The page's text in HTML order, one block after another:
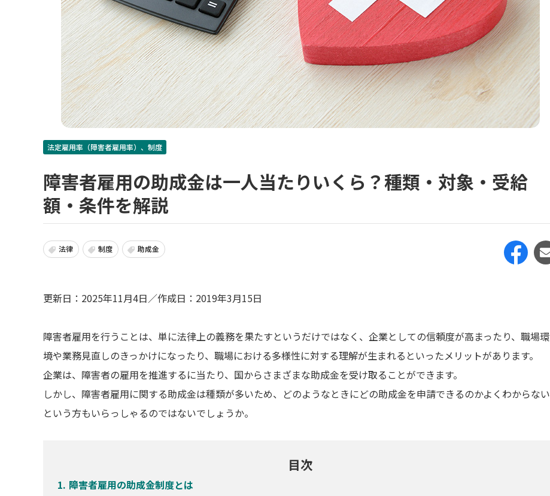
法定雇用率（障害者雇用率）、制度
障害者雇用の助成金は一人当たりいくら？種類・対象・受給
額・条件を解説
法律 制度 助成金
更新日：2025年11月4日／作成日：2019年3月15日
障害者雇用を行うことは、単に法律上の義務を果たすというだけではなく、企業としての信頼度が高まったり、職場環
境や業務見直しのきっかけになったり、職場における多様性に対する理解が生まれるといったメリットがあります。
企業は、障害者の雇用を推進するに当たり、国からさまざまな助成金を受け取ることができます。
しかし、障害者雇用に関する助成金は種類が多いため、どのようなときにどの助成金を申請できるのかよくわからない
という方もいらっしゃるのではないでしょうか。
目次
障害者雇用の助成金制度とは